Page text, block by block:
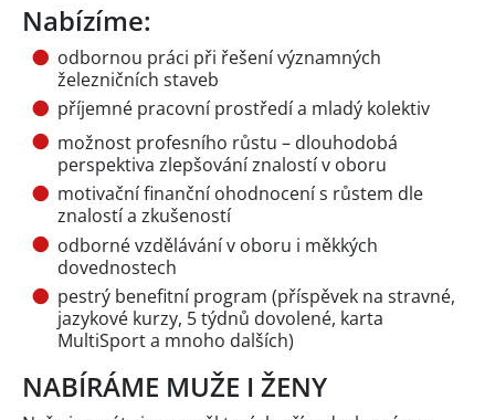
Nabízíme:
odbornou práci při řešení významných
železničních staveb
příjemné pracovní prostředí a mladý kolektiv
možnost profesního růstu – dlouhodobá
perspektiva zlepšování znalostí v oboru
motivační finanční ohodnocení s růstem dle
znalostí a zkušeností
odborné vzdělávání v oboru i měkkých
dovednostech
pestrý benefitní program (příspěvek na stravné,
jazykové kurzy, 5 týdnů dovolené, karta
MultiSport a mnoho dalších)
NABÍRÁME MUŽE I ŽENY